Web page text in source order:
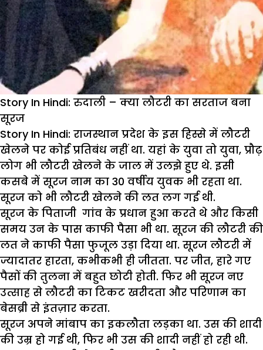
Story In Hindi: रुदाली – क्या लौटरी का सरताज बना
सूरज
Story In Hindi: राजस्थान प्रदेश के इस हिस्से में लौटरी
खेलने पर कोई प्रतिबंध नहीं था. यहां के युवा तो युवा, प्रौढ़
लोग भी लौटरी खेलने के जाल में उलझे हुए थे. इसी
कसबे में सूरज नाम का 30 वर्षीय युवक भी रहता था.
सूरज को भी लौटरी खेलने की लत लग गई थी.
सूरज के पिताजी गांव के प्रधान हुआ करते थे और किसी
समय उन के पास काफी पैसा भी था. सूरज की लौटरी की
लत ने काफी पैसा फुजूल उड़ा दिया था. सूरज लौटरी में
ज्यादातर हारता, कभीकभी ही जीतता. पर जीत, हारे गए
पैसों की तुलना में बहुत छोटी होती. फिर भी सूरज नए
उत्साह से लौटरी का टिकट खरीदता और परिणाम का
बेसब्री से इंतज़ार करता.
सूरज अपने मांबाप का इकलौता लड़का था. उस की शादी
की उम्र हो गई थी, फिर भी उस की शादी नहीं हो रही थी.